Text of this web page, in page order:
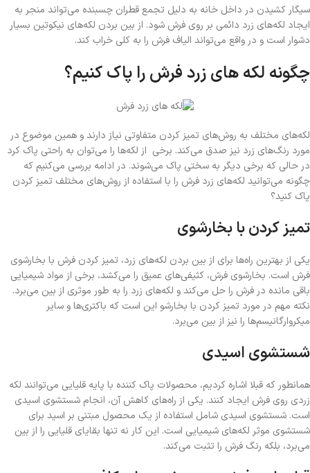
سیگار کشیدن در داخل خانه به دلیل تجمع قطران چسبنده می‌تواند منجر به
ایجاد لکه‌های زرد دائمی بر روی فرش شود. از بین بردن لکه‌های نیکوتین بسیار
دشوار است و در واقع می‌تواند الیاف فرش را به کلی خراب کند.
چگونه لکه‌ های زرد فرش را پاک کنیم؟
لکه‌های مختلف به روش‌های تمیز کردن متفاوتی نیاز دارند و همین موضوع در
مورد رنگ‌های زرد نیز صدق می‌کند. برخی از لکه‌ها را می‌توان به راحتی پاک کرد
در حالی که برخی دیگر به سختی پاک می‌شوند. در ادامه بررسی می‌کنیم که
چگونه می‌توانید لکه‌های زرد فرش را با استفاده از روش‌های مختلف تمیز کردن
پاک کنید؟
تمیز کردن با بخارشوی
یکی از بهترین راه‌ها برای از بین بردن لکه‌های زرد، تمیز کردن فرش با بخارشوی
فرش است. بخارشوی فرش، کثیفی‌های عمیق را می‌کشد، برخی از مواد شیمیایی
باقی مانده در فرش را حل می‌کند و لکه‌های زرد را به طور موثری از بین می‌برد.
نکته مهم در مورد تمیز کردن با بخارشو این است که باکتری‌ها و سایر
میکروارگانیسم‌ها را نیز از بین می‌برد.
شستشوی اسیدی
همانطور که قبلا اشاره کردیم، محصولات پاک کننده با پایه قلیایی می‌توانند لکه
زردی روی فرش ایجاد کنند. یکی از راه‌های کاهش آن، انجام شستشوی اسیدی
است. شستشوی اسیدی شامل استفاده از یک محصول مبتنی بر اسید برای
شستشوی موثر لکه‌های شیمیایی است. این کار نه تنها بقایای قلیایی را از بین
می‌برد، بلکه رنگ فرش را تثبت می‌کند.